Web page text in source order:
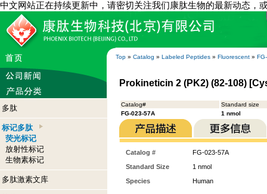
中文网站正在持续更新中，请密切关注我们康肽生物的最新动态，
Top » Catalog » Labeled Peptides » Fluorescent »
多肽
标记多肽
荧光标记
放射性标记
生物素标记
多肽激素文库
Prokineticin 2 (PK2) (82-108)
Catalog#
Standard size
FG-023-57A
1 nmol
Catalog #
FG-023-57A
Standard Size
1 nmol
Species
Human